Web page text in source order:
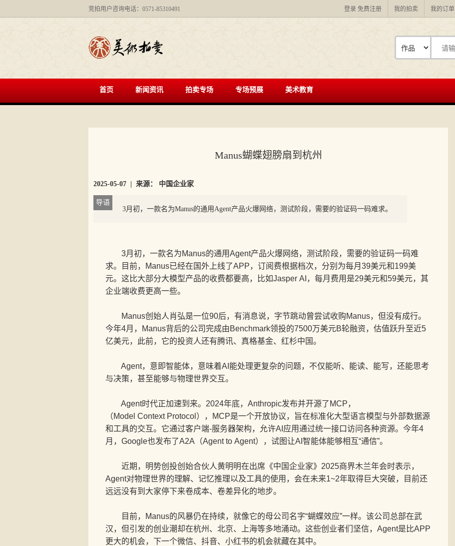
竞拍用户咨询电话：0571-85310491 登录 免费注册 我的拍卖 我的订单
首页 新闻资讯 拍卖专场 专场预展 美术教育
Manus蝴蝶翅膀扇到杭州
2025-05-07 | 来源： 中国企业家
3月初，一款名为Manus的通用Agent产品火爆网络，测试阶段，需要的验证码一码难求。
导语
3月初，一款名为Manus的通用Agent产品火爆网络，测试阶段，需要的验证码一码难
求。目前，Manus已经在国外上线了APP，订阅费根据档次，分别为每月39美元和199美
元。这比大部分大模型产品的收费都要高，比如Jasper AI，每月费用是29美元和59美元，其
企业端收费更高一些。
Manus创始人肖弘是一位90后，有消息说，字节跳动曾尝试收购Manus，但没有成行。
今年4月，Manus背后的公司完成由Benchmark领投的7500万美元B轮融资，估值跃升至近5
亿美元，此前，它的投资人还有腾讯、真格基金、红杉中国。
Agent，意即智能体，意味着AI能处理更复杂的问题，不仅能听、能读、能写，还能思考
与决策，甚至能够与物理世界交互。
Agent时代正加速到来。2024年底，Anthropic发布并开源了MCP，
（Model Context Protocol），MCP是一个开放协议，旨在标准化大型语言模型与外部数据源
和工具的交互。它通过客户端-服务器架构，允许AI应用通过统一接口访问各种资源。今年4
月，Google也发布了A2A（Agent to Agent），试图让AI智能体能够相互“通信”。
近期，明势创投创始合伙人黄明明在出席《中国企业家》2025商界木兰年会时表示，
Agent对物理世界的理解、记忆推理以及工具的使用，会在未来1~2年取得巨大突破，目前还
远远没有到大家停下来卷成本、卷差异化的地步。
目前，Manus的风暴仍在持续，就像它的母公司名字“蝴蝶效应”一样。该公司总部在武
汉，但引发的创业潮却在杭州、北京、上海等多地涌动。这些创业者们坚信，Agent是比APP
更大的机会，下一个微信、抖音、小红书的机会就藏在其中。